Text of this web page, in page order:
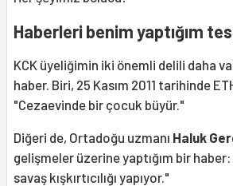
Haberleri benim yaptığım
KCK üyeliğimin iki önemli delili daha
haber. Biri, 25 Kasım 2011 tarihinde
"Cezaevinde bir çocuk büyür."
Diğeri de, Ortadoğu uzmanı Haluk
gelişmeler üzerine yaptığım bir
savaş kışkırtıcılığı yapıyor."